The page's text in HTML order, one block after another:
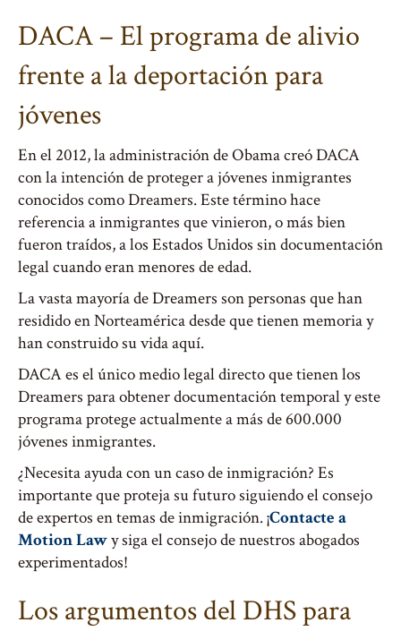
DACA – El programa de alivio
frente a la deportación para
jóvenes
En el 2012, la administración de Obama creó DACA
con la intención de proteger a jóvenes inmigrantes
conocidos como Dreamers. Este término hace
referencia a inmigrantes que vinieron, o más bien
fueron traídos, a los Estados Unidos sin documentación
legal cuando eran menores de edad.
La vasta mayoría de Dreamers son personas que han
residido en Norteamérica desde que tienen memoria y
han construido su vida aquí.
DACA es el único medio legal directo que tienen los
Dreamers para obtener documentación temporal y este
programa protege actualmente a más de 600.000
jóvenes inmigrantes.
¿Necesita ayuda con un caso de inmigración? Es
importante que proteja su futuro siguiendo el consejo
de expertos en temas de inmigración. ¡Contacte a
Motion Lawy siga el consejo de nuestros abogados
experimentados!
Los argumentos del DHS para